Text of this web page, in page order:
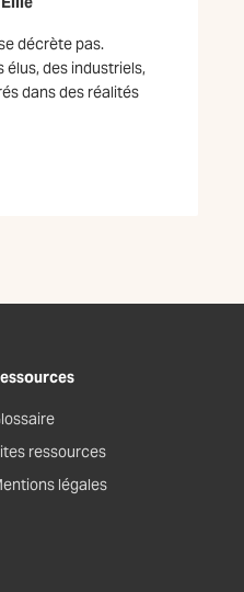
décrète pas.
élus, des industriels,
dans des réalités
ressources
légales